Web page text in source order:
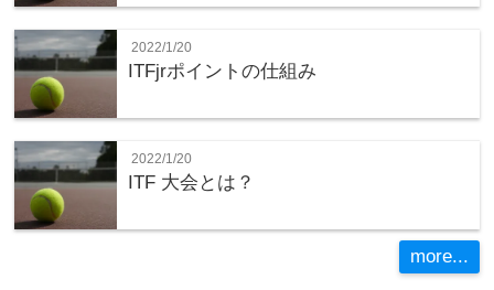
2022/1/20
ITFjrポイントの仕組み
2022/1/20
ITF 大会とは？
more...